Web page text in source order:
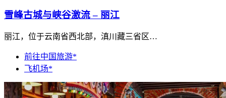
雪峰古城与峡谷激流 – 丽江
丽江，位于云南省西北部，滇川藏三省区…
前往中国旅游*
飞机场*